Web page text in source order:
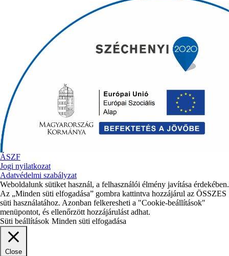
ÁSZF
Jogi nyilatkozat
Adatvédelmi szabályzat
Weboldalunk sütiket használ, a felhasználói élmény javítása érdekében.
Az „Minden süti elfogadása” gombra kattintva hozzájárul az ÖSSZES
süti használatához. Azonban felkeresheti a "Cookie-beállítások"
menüpontot, és ellenőrzött hozzájárulást adhat.
Süti beállítások Minden süti elfogadása
Close